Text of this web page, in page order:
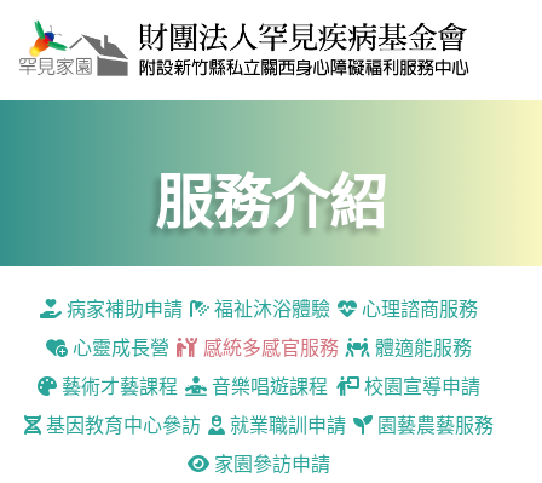
服務介紹
病家補助申請 福祉沐浴體驗 心理諮商服務
心靈成長營 感統多感官服務 體適能服務
藝術才藝課程 音樂唱遊課程 校園宣導申請
基因教育中心參訪 就業職訓申請 園藝農藝服務
家園參訪申請